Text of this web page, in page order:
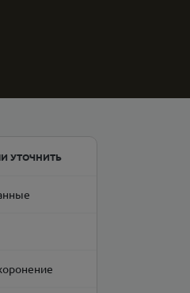
УТОЧНИТЬ